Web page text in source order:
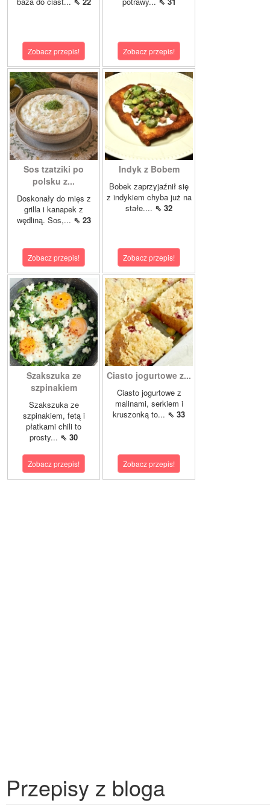
Zobacz przepis! Zobacz przepis!
Sos tzatziki po
polsku z...
Doskonały do mięs z
grilla i kanapek z
wędliną. Sos,... ⇖ 23
Zobacz przepis!
Indyk z Bobem
Bobek zaprzyjaźnił się
z indykiem chyba już na
stałe.... ⇖ 32
Zobacz przepis!
Szakszuka ze
szpinakiem
Szakszuka ze
szpinakiem, fetą i
płatkami chili to
prosty... ⇖ 30
Zobacz przepis!
Ciasto jogurtowe z...
Ciasto jogurtowe z
malinami, serkiem i
kruszonką to... ⇖ 33
Zobacz przepis!
Przepisy z bloga